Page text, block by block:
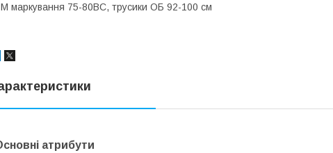
маркування 75-80ВС, трусики ОБ 92-100 см
атрибути